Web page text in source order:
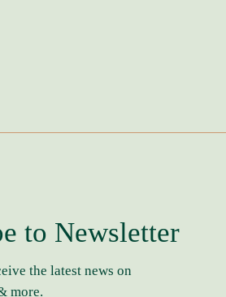
to Newsletter
the latest news on
more.